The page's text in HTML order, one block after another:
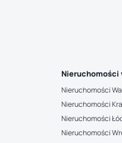
Nieruchomości
Nieruchomości
Nieruchomości
Nieruchomości